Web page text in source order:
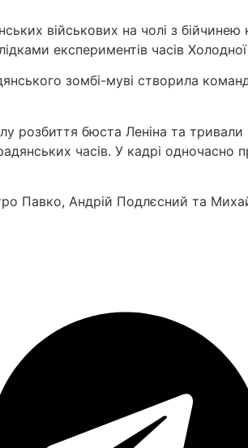
військових на чолі з
експериментів часів
зомбі-муві створила
розбиття бюста Леніна та
часів. У кадрі
Павко, Андрій Подлєсний та